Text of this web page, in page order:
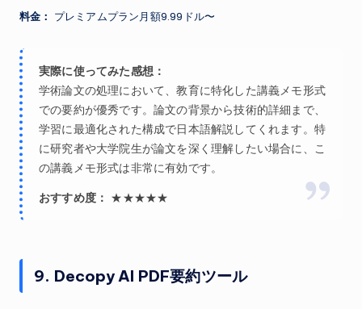
料金： プレミアムプラン月額9.99ドル〜
実際に使ってみた感想：
学術論文の処理において、教育に特化した講義メモ形式
での要約が優秀です。論文の背景から技術的詳細まで、
学習に最適化された構成で日本語解説してくれます。特
に研究者や大学院生が論文を深く理解したい場合に、こ
の講義メモ形式は非常に有効です。
おすすめ度： ★★★★★
9. Decopy AI PDF要約ツール